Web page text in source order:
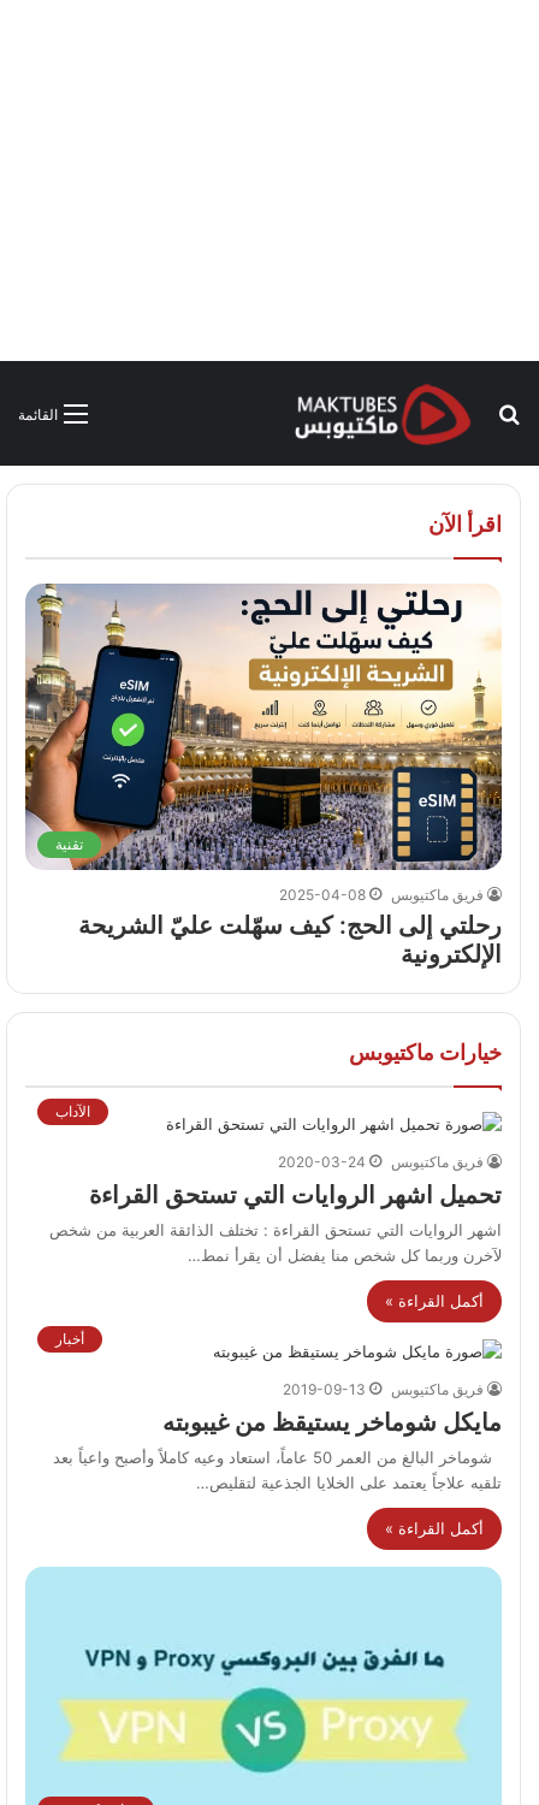
القائمة
بحث
اقرأ الآن
تقنية
فريق ماكتيوبس 2025-04-08
رحلتي إلى الحج: كيف سهّلت عليّ الشريحة
الإلكترونية
خيارات ماكتيوبس
الآداب
فريق ماكتيوبس 2020-03-24
تحميل اشهر الروايات التي تستحق القراءة
اشهر الروايات التي تستحق القراءة : تختلف الذائقة العربية من شخص
لآخرن وربما كل شخص منا يفضل أن يقرأ نمط…
أكمل القراءة »
أخبار
فريق ماكتيوبس 2019-09-13
مايكل شوماخر يستيقظ من غيبوبته
شوماخر البالغ من العمر 50 عاماً، استعاد وعيه كاملاً وأصبح واعياً بعد
تلقيه علاجاً يعتمد على الخلايا الجذعية لتقليص…
أكمل القراءة »